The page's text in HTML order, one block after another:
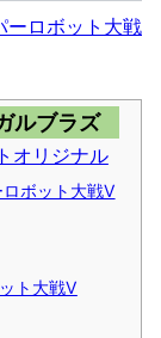
ーロボット大戦
ルブラズ
オリジナル
ロボット大戦V
ト大戦V